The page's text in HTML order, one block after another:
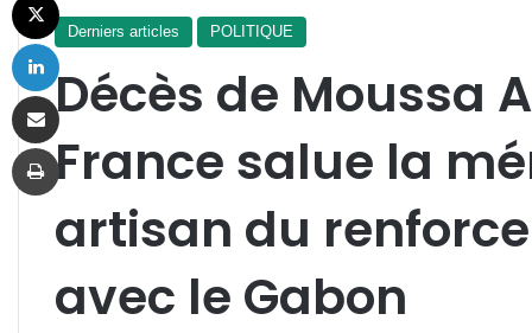
Derniers articles POLITIQUE
Décès de Moussa
France salue la
artisan du
avec le Gabon
Linkedin
Partager par email
Imprimer